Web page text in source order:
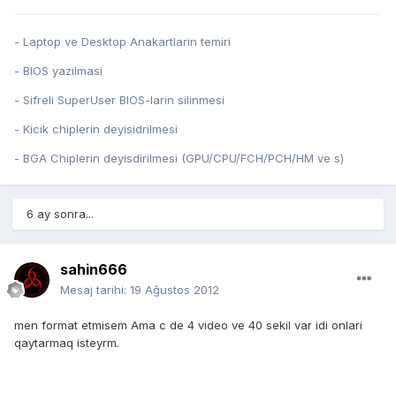
- Laptop ve Desktop Anakartlarin temiri
- BIOS yazilmasi
- Sifreli SuperUser BIOS-larin silinmesi
- Kicik chiplerin deyisidrilmesi
- BGA Chiplerin deyisdirilmesi (GPU/CPU/FCH/PCH/HM ve s)
6 ay sonra...
sahin666
Mesaj tarihi: 19 Ağustos 2012
men format etmisem Ama c de 4 video ve 40 sekil var idi onlari
qaytarmaq isteyrm.